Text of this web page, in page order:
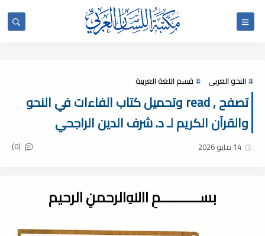
النحو العربى قسم اللغة العربية
تصفح , read وتحميل كتاب الفاءات في النحو
والقرآن الكريم لـ د. شرف الدين الراجحي
14 مايو 2026 (0)
بســـــــــــمِ اﷲِالرحمنِ الرحيم